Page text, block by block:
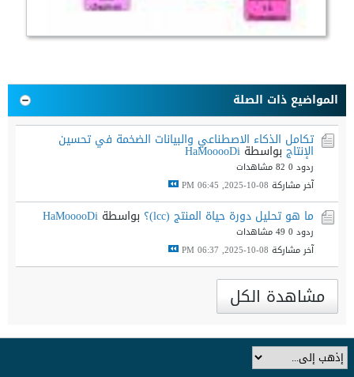
المواضيع ذات الصلة
تكامل الذكاء الاصطناعي والبيانات الضخمة في تحسين
الإنتاج بواسطة HaMooooDi
ردود 0
82 مشاهدات
آخر مشاركة 08-10-2025, 06:45 PM
ما هو تحليل دورة حياة المنتج (lcc)؟ بواسطة HaMooooDi
ردود 0
49 مشاهدات
آخر مشاركة 08-10-2025, 06:37 PM
مشاهدة الكل